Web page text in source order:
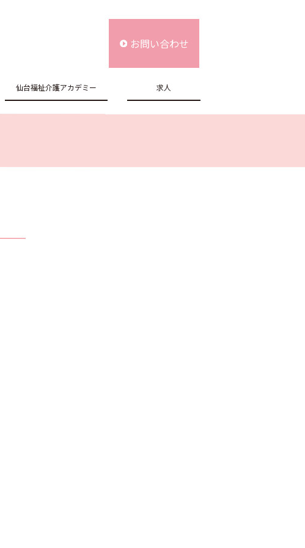
仙台福祉介護アカデミー 求人
お問い合わせ